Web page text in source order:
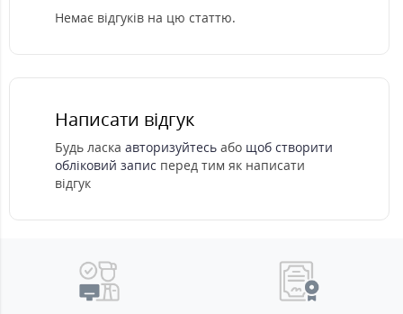
Немає відгуків на цю статтю.
Написати відгук
Будь ласка авторизуйтесь або щоб створити
обліковий запис перед тим як написати
відгук